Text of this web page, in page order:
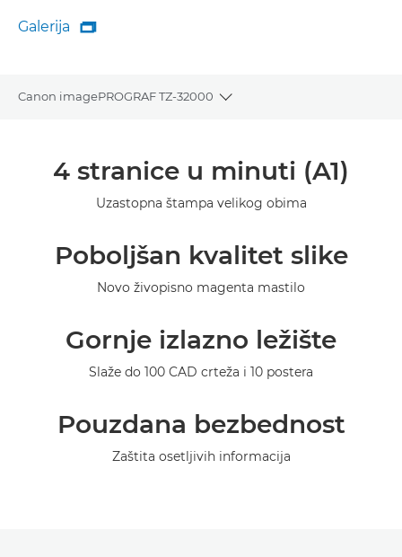
Galerija
Galerija

Canon imagePROGRAF TZ-32000
Toggle breadcrumbs
4 stranice u minuti (A1)
Uzastopna štampa velikog obima
Poboljšan kvalitet slike
Novo živopisno magenta mastilo
Gornje izlazno ležište
Slaže do 100 CAD crteža i 10 postera
Pouzdana bezbednost
Zaštita osetljivih informacija